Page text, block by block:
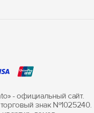
- официальный сайт.
знак Nº1025240.